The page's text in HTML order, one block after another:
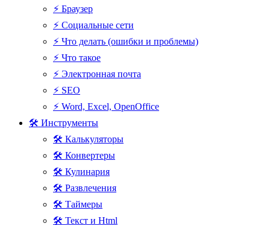
⚡ Браузер
⚡ Социальные сети
⚡ Что делать (ошибки и проблемы)
⚡ Что такое
⚡ Электронная почта
⚡ SEO
⚡ Word, Excel, OpenOffice
🛠 Инструменты
🛠 Калькуляторы
🛠 Конвертеры
🛠 Кулинария
🛠 Развлечения
🛠 Таймеры
🛠 Текст и Html